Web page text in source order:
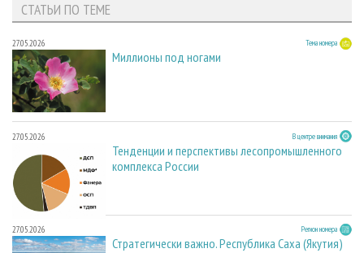
СТАТЬИ ПО ТЕМЕ
27.05.2026 Тема номера
Миллионы под ногами
27.05.2026 В центре внимания
Тенденции и перспективы лесопромышленного
комплекса России
27.05.2026 Регион номера
Стратегически важно. Республика Саха (Якутия)